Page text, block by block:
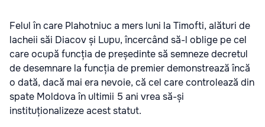
Felul în care Plahotniuc a mers luni la Timofti, alături de
lacheii săi Diacov și Lupu, încercând să-l oblige pe cel
care ocupă funcția de președinte să semneze decretul
de desemnare la funcția de premier demonstrează încă
o dată, dacă mai era nevoie, că cel care controlează din
spate Moldova în ultimii 5 ani vrea să-și
instituționalizeze acest statut.